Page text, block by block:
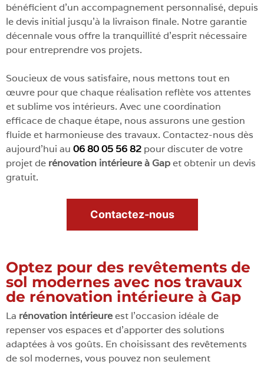
bénéficient d’un accompagnement personnalisé, depuis
le devis initial jusqu’à la livraison finale. Notre garantie
décennale vous offre la tranquillité d’esprit nécessaire
pour entreprendre vos projets.
Soucieux de vous satisfaire, nous mettons tout en
œuvre pour que chaque réalisation reflète vos attentes
et sublime vos intérieurs. Avec une coordination
efficace de chaque étape, nous assurons une gestion
fluide et harmonieuse des travaux. Contactez-nous dès
aujourd’hui au 06 80 05 56 82 pour discuter de votre
projet de rénovation intérieure à Gapet obtenir un devis
gratuit.
Contactez-nous
Optez pour des revêtements de
sol modernes avec nos travaux
de rénovation intérieure à Gap
La rénovation intérieureest l’occasion idéale de
repenser vos espaces et d’apporter des solutions
adaptées à vos goûts. En choisissant des revêtements
de sol modernes, vous pouvez non seulement